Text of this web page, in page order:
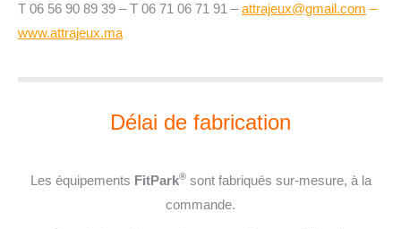
T 06 56 90 89 39 – T 06 71 06 71 91 –attrajeux@gmail.com –
www.attrajeux.ma
Délai de fabrication
Les équipements FitPark®sont fabriqués sur-mesure, à la
commande.